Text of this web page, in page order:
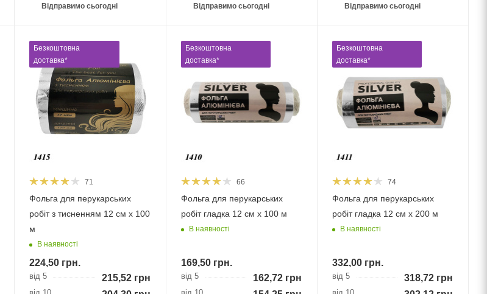
Відправимо сьогодні Відправимо сьогодні Відправимо сьогодні
Безкоштовна
доставка*
71
Фольга для перукарських
робіт з тисненням 12 см х 100
м
В наявності
224,50 грн.
від 5 215,52грн.
від 10
Безкоштовна
доставка*
66
Фольга для перукарських
робіт гладка 12 см х 100 м
В наявності
169,50грн.
від 5 162,72 грн.
від 10
Безкоштовна
доставка*
74
Фольга для перукарських
робіт гладка 12 см х 200 м
В наявності
332,00грн.
від 5 318,72 грн.
від 10